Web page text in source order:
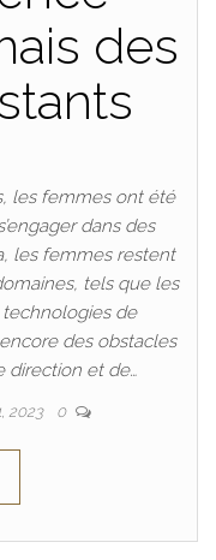
des
les femmes ont été
dans des
les femmes restent
tels que les
technologies de
des obstacles
direction et de…
2023 0